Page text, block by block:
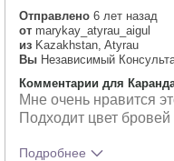
Отправлено 6 лет назад
от marykay_atyrau_aigul
из Kazakhstan, Atyrau
Вы Независимый
Комментарии для
Мне очень нравится
Подходит цвет бровей
Подробнее